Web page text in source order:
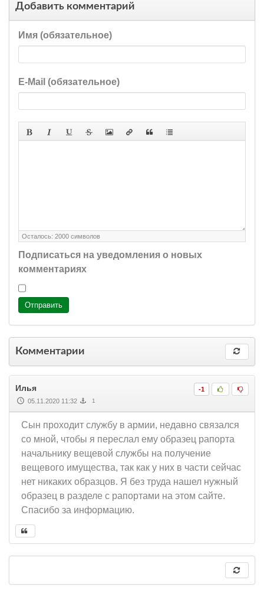
Добавить комментарий
Имя (обязательное)
E-Mail (обязательное)
Осталось: 2000 символов
Подписаться на уведомления о новых
комментариях
Отправить
Комментарии
-1
Илья
05.11.2020 11:32 1
Сын проходит службу в армии, недавно связался
со мной, чтобы я переслал ему образец рапорта
начальнику вещевой службы на получение
вещевого имущества, так как у них в части сейчас
нет никаких образцов. Я без труда нашел нужный
образец в разделе с рапортами на этом сайте.
Спасибо за информацию.